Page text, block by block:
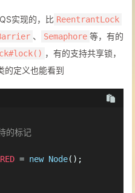
实现的，比 ReentrantLock
、 Semaphore 等，有的
，有的支持共享锁，
的定义也能看到
的标记
= new Node();